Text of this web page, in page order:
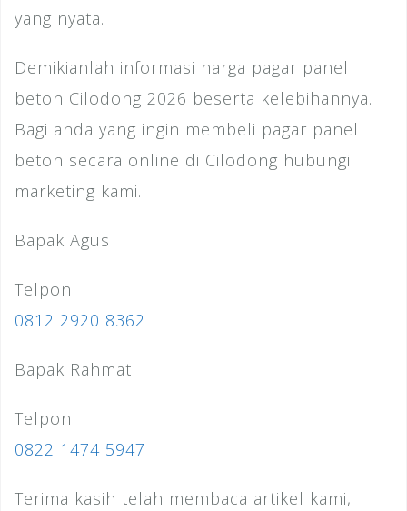
yang nyata.
Demikianlah informasi harga pagar panel
beton Cilodong 2026 beserta kelebihannya.
Bagi anda yang ingin membeli pagar panel
beton secara online di Cilodong hubungi
marketing kami.
Bapak Agus
Telpon
0812 2920 8362
Bapak Rahmat
Telpon
0822 1474 5947
Terima kasih telah membaca artikel kami,